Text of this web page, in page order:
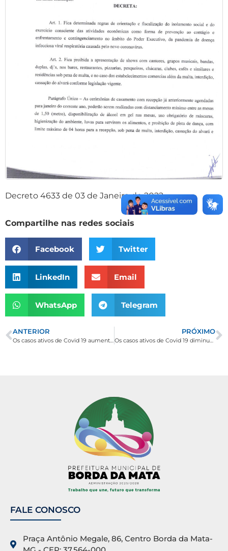
Decreto 4633 de 03 de Janeiro de 2022
Compartilhe nas redes sociais
Facebook Twitter
LinkedIn Email
WhatsApp Telegram
ANTERIOR
Os casos ativos de Covid 19 aumentam para 291
PRÓXIMO
Os casos ativos de Covid 19 diminuem para 277
FALE CONOSCO
Praça Antônio Megale, 86, Centro Borda da Mata-